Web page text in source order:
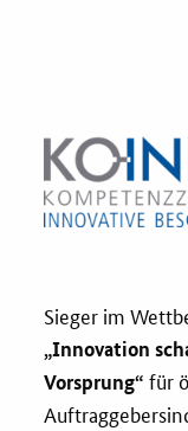
Services
Innovative
E-Learning
Fristenassistent
Sieger im
„Innovation
Vorsprung“für
Auftraggeber